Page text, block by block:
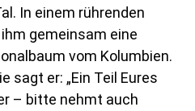
In einem rührenden
gemeinsam eine
vom Kolumbien.
sagt er: „Ein Teil Eures
– bitte nehmt auch